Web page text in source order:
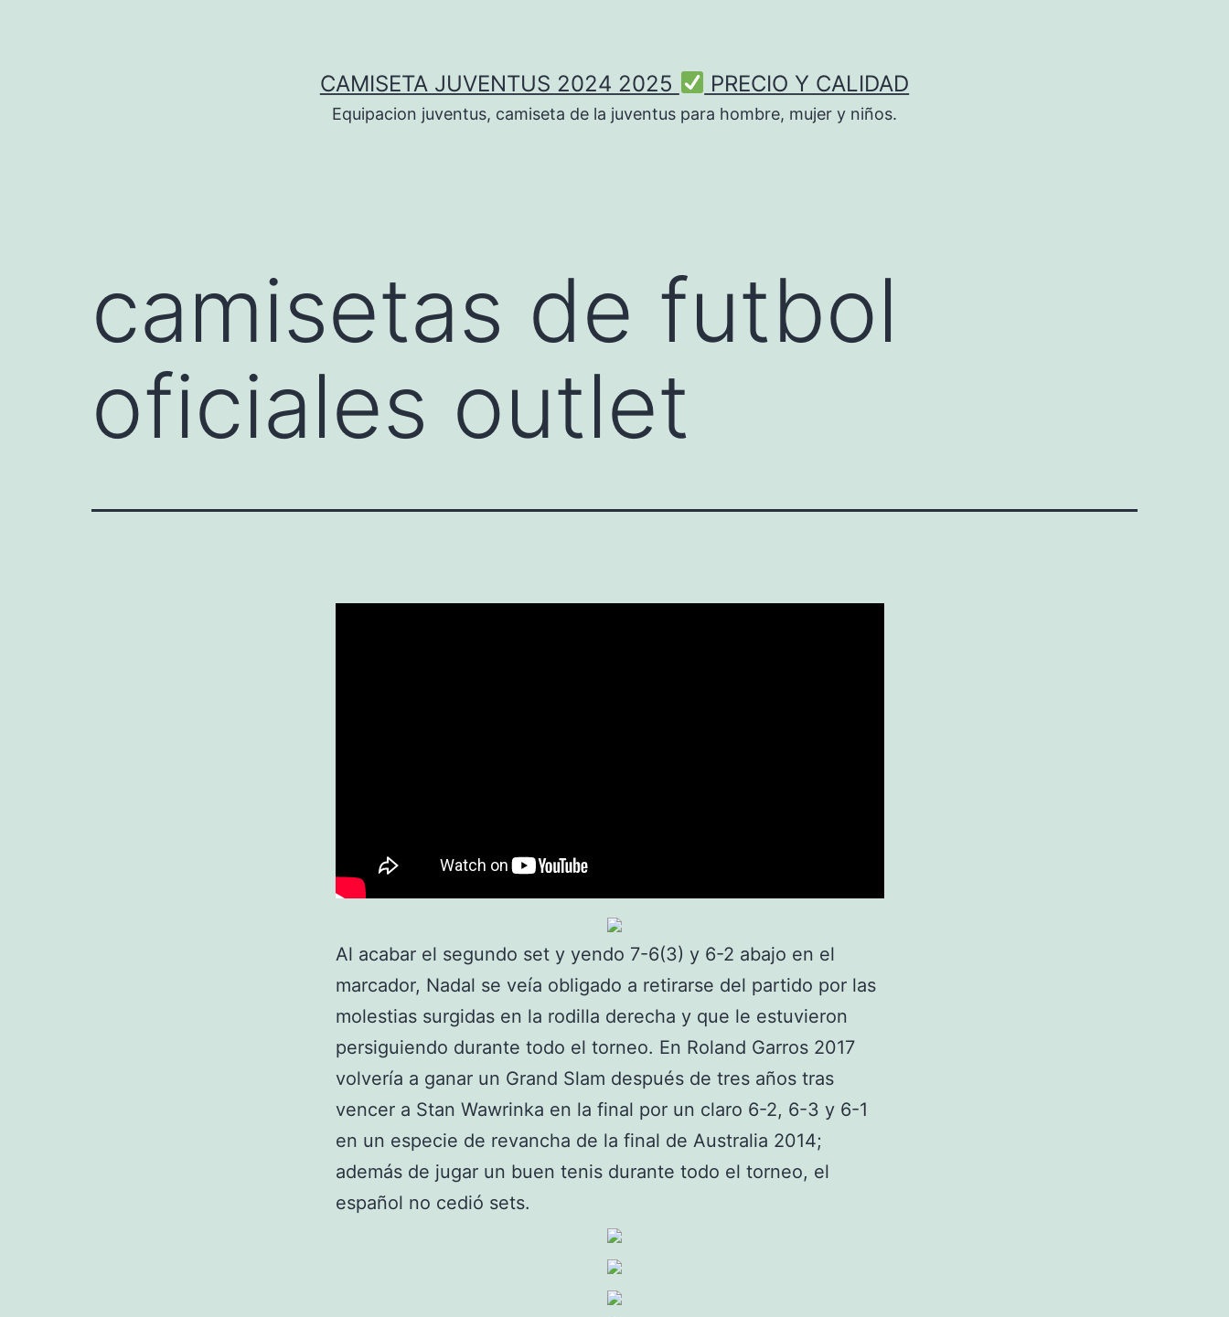
CAMISETA JUVENTUS 2024 2025 PRECIO Y CALIDAD
Equipacion juventus, camiseta de la juventus para hombre, mujer y niños.
camisetas de futbol
oficiales outlet
Al acabar el segundo set y yendo 7-6(3) y 6-2 abajo en el
marcador, Nadal se veía obligado a retirarse del partido por las
molestias surgidas en la rodilla derecha y que le estuvieron
persiguiendo durante todo el torneo. En Roland Garros 2017
volvería a ganar un Grand Slam después de tres años tras
vencer a Stan Wawrinka en la final por un claro 6-2, 6-3 y 6-1
en un especie de revancha de la final de Australia 2014;
además de jugar un buen tenis durante todo el torneo, el
español no cedió sets.